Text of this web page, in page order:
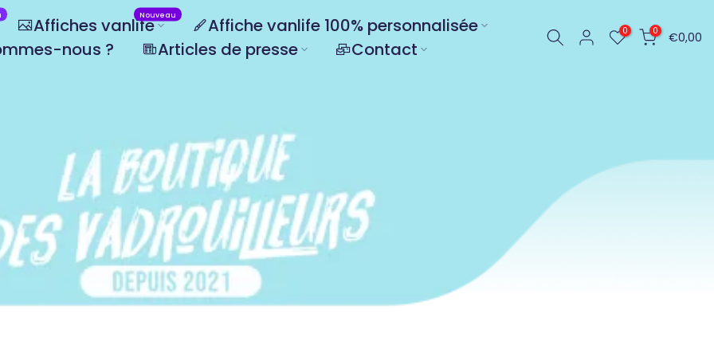
Affiches vanlifeNouveau
Affiche vanlife 100% personnalisée
nous ? Articles de presse Contact
0 0 €0,00